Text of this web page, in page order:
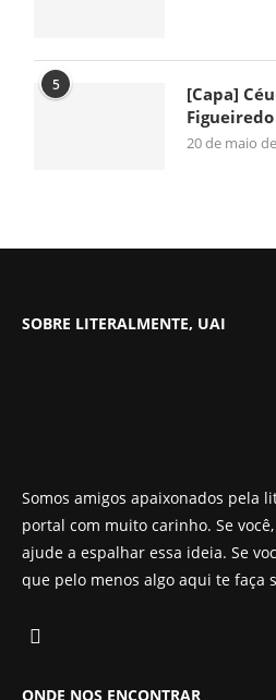
5
[Capa]
Figueiredo
20 de maio
SOBRE LITERALMENTE, UAI
Somos amigos apaixonados pela
portal com muito carinho. Se
ajude a espalhar essa ideia. Se
que pelo menos algo aqui te faça
ONDE NOS ENCONTRAR